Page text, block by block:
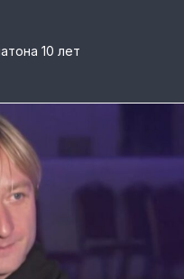
10 лет